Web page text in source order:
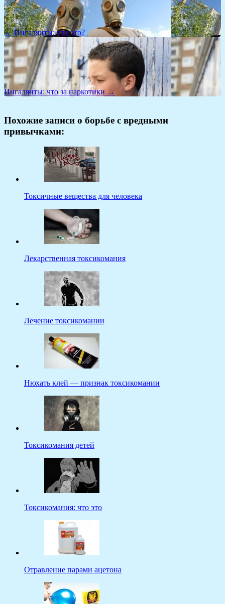
← Ингалянты: что это?
Ингалянты: что за наркотики →
Похожие записи о борьбе с вредными
привычками:
Токсичные вещества для человека
Лекарственная токсикомания
Лечение токсикомании
Нюхать клей — признак токсикомании
Токсикомания детей
Токсикомания: что это
Отравление парами ацетона